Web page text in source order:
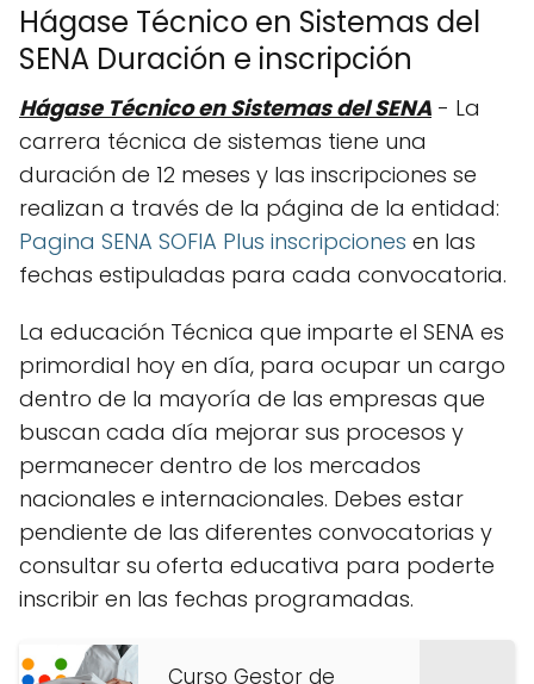
Hágase Técnico en Sistemas del
SENA Duración e inscripción
Hágase Técnico en Sistemas del SENA - La
carrera técnica de sistemas tiene una
duración de 12 meses y las inscripciones se
realizan a través de la página de la entidad:
Pagina SENA SOFIA Plus inscripciones en las
fechas estipuladas para cada convocatoria.
La educación Técnica que imparte el SENA es
primordial hoy en día, para ocupar un cargo
dentro de la mayoría de las empresas que
buscan cada día mejorar sus procesos y
permanecer dentro de los mercados
nacionales e internacionales. Debes estar
pendiente de las diferentes convocatorias y
consultar su oferta educativa para poderte
inscribir en las fechas programadas.
Curso Gestor de